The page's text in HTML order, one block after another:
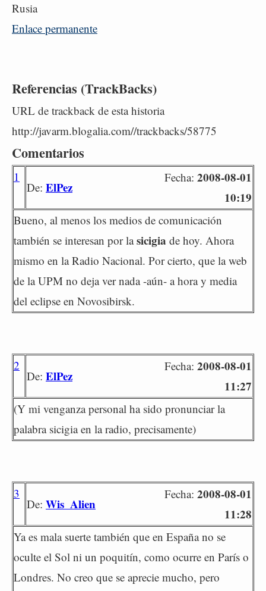
Rusia
Enlace permanente
Referencias (TrackBacks)
URL de trackback de esta historia
http://javarm.blogalia.com//trackbacks/58775
Comentarios
1
De: ElPez
Fecha: 2008-08-01
10:19
Bueno, al menos los medios de comunicación
también se interesan por lasicigia de hoy. Ahora
mismo en la Radio Nacional. Por cierto, que la web
de la UPM no deja ver nada -aún- a hora y media
del eclipse en Novosibirsk.
2
De: ElPez
Fecha: 2008-08-01
11:27
(Y mi venganza personal ha sido pronunciar la
palabra sicigia en la radio, precisamente)
3
De: Wis_Alien
Fecha: 2008-08-01
11:28
Ya es mala suerte también que en España no se
oculte el Sol ni un poquitín, como ocurre en París o
Londres. No creo que se aprecie mucho, pero